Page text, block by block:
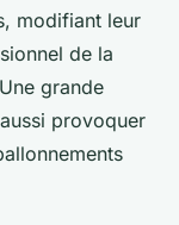
modifiant leur
de la
grande
provoquer